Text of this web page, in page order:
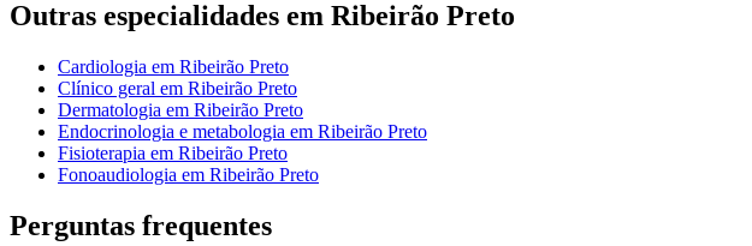
Outras especialidades em Ribeirão Preto
Cardiologia em Ribeirão Preto
Clínico geral em Ribeirão Preto
Dermatologia em Ribeirão Preto
Endocrinologia e metabologia em Ribeirão Preto
Fisioterapia em Ribeirão Preto
Fonoaudiologia em Ribeirão Preto
Perguntas frequentes